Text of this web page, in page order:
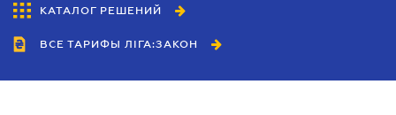
КАТАЛОГ РЕШЕНИЙ
ВСЕ ТАРИФЫ ЛІГА:ЗАКОН